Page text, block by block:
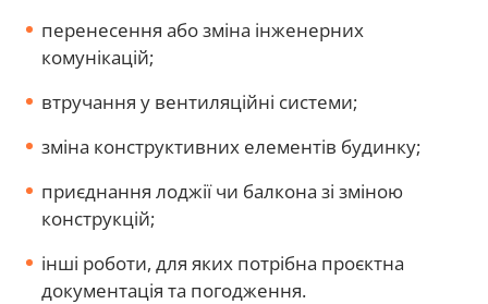
перенесення або зміна інженерних
комунікацій;
втручання у вентиляційні системи;
зміна конструктивних елементів будинку;
приєднання лоджії чи балкона зі зміною
конструкцій;
інші роботи, для яких потрібна проєктна
документація та погодження.